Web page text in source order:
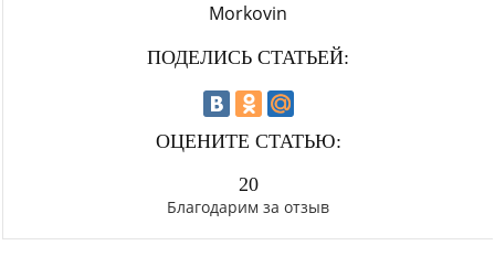
Morkovin
ПОДЕЛИСЬ СТАТЬЕЙ:
ОЦЕНИТЕ СТАТЬЮ:
20
Благодарим за отзыв